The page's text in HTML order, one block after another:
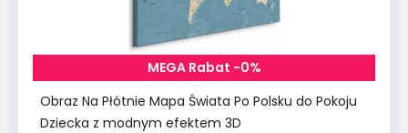
MEGA Rabat -0%
Obraz Na Płótnie Mapa Świata Po Polsku do Pokoju
Dziecka z modnym efektem 3D